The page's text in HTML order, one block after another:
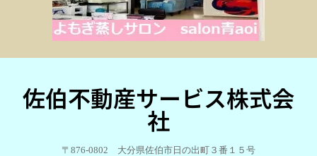
佐伯不動産サービス株式会
社
〒876-0802 大分県佐伯市日の出町３番１５号